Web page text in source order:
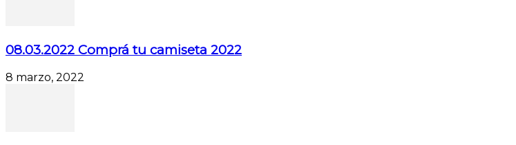
08.03.2022 Comprá tu camiseta 2022
8 marzo, 2022